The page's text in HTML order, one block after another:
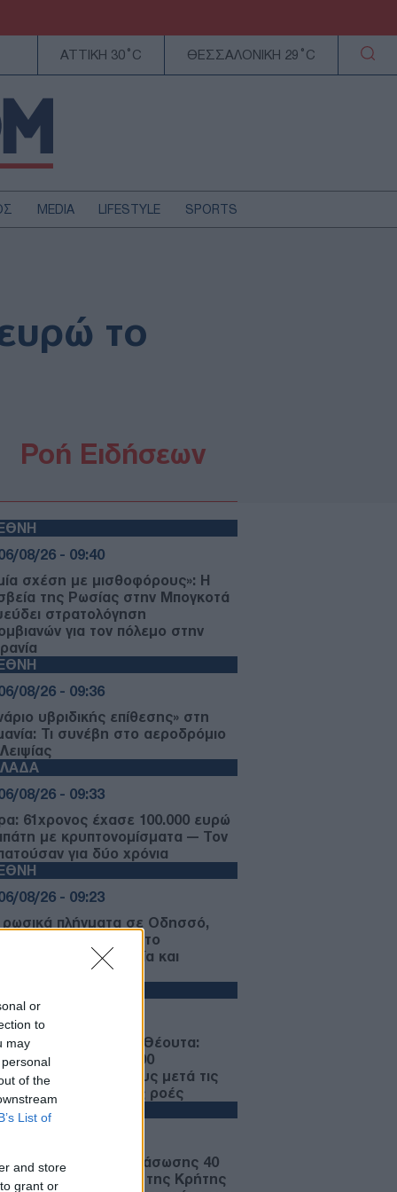
or
to
may
of the
List of
and store
grant or
ΑΤΤΙΚΗ 30°C ΘΕΣΣΑΛΟΝΙΚΗ 29°C
MEDIA LIFESTYLE SPORTS
ΤΕΧΝΟΛΟΓΙΑτο
Ροή Ειδήσεων
08/26 - 09:40
σχέση με μισθοφόρους»: Η
της Ρωσίας στην Μπογκοτά
στρατολόγηση
για τον πόλεμο στην
08/26 - 09:36
υβριδικής επίθεσης» στη
Τι συνέβη στο αεροδρόμιο
08/26 - 09:33
61χρονος έχασε 100.000 ευρώ
με κρυπτονομίσματα — Τον
για δύο χρόνια
08/26 - 09:23
ρωσικά πλήγματα σε Οδησσό,
και Σούμι — Στο
φορτηγά πλοία και
06/08/26 - 09:20
κρίση στη Θέουτα:
αγωνίας» για 1.100
ανηλίκους μετά τις
μεταναστευτικές ροές
Επιχείρηση διάσωσης 40
στα ανοιχτά της Κρήτης